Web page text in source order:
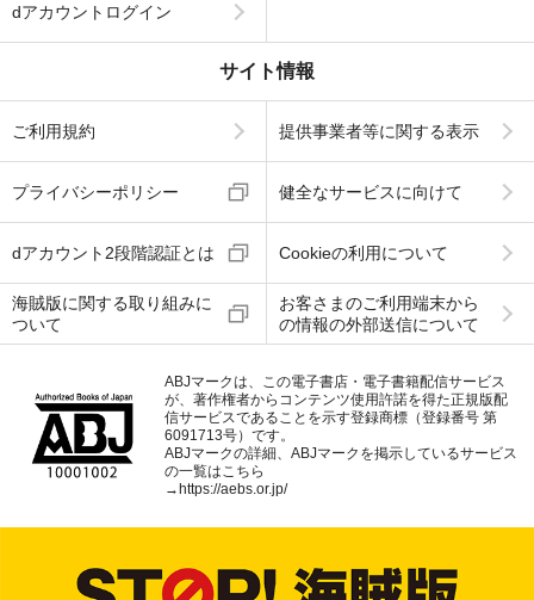
dアカウントログイン
サイト情報
ご利用規約 提供事業者等に関する表示
プライバシーポリシー 健全なサービスに向けて
dアカウント2段階認証とは Cookieの利用について
海賊版に関する取り組みに
ついて
お客さまのご利用端末から
の情報の外部送信について
ABJマークは、この電子書店・電子書籍配信サービス
が、著作権者からコンテンツ使用許諾を得た正規版配
信サービスであることを示す登録商標（登録番号 第
6091713号）です。
ABJマークの詳細、ABJマークを掲示しているサービス
の一覧はこちら
→https://aebs.or.jp/